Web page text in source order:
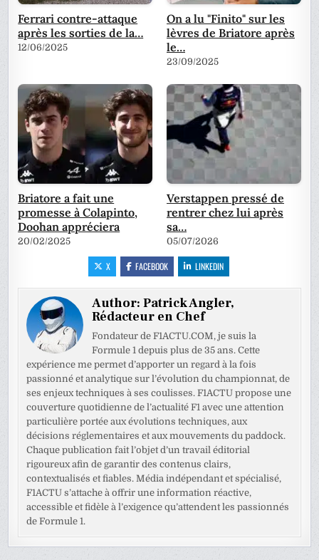
Ferrari contre-attaque
après les sorties de la…
12/06/2025
On a lu "Finito" sur les
lèvres de Briatore après
le…
23/09/2025
Briatore a fait une
promesse à Colapinto,
Doohan appréciera
20/02/2025
Verstappen pressé de
rentrer chez lui après
sa…
05/07/2026
X FACEBOOK LINKEDIN
Author:Patrick Angler,
Rédacteur en Chef
Fondateur de F1ACTU.COM, je suis la
Formule 1 depuis plus de 35 ans. Cette
expérience me permet d’apporter un regard à la fois
passionné et analytique sur l’évolution du championnat, de
ses enjeux techniques à ses coulisses. F1ACTU propose une
couverture quotidienne de l’actualité F1 avec une attention
particulière portée aux évolutions techniques, aux
décisions réglementaires et aux mouvements du paddock.
Chaque publication fait l’objet d’un travail éditorial
rigoureux afin de garantir des contenus clairs,
contextualisés et fiables. Média indépendant et spécialisé,
F1ACTU s’attache à offrir une information réactive,
accessible et fidèle à l’exigence qu’attendent les passionnés
de Formule 1.